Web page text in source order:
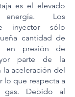
es el elevado
Los
inyector sólo
cantidad de
en presión de
parte de la
la aceleración del
lo que respecta a
gas. Debido al